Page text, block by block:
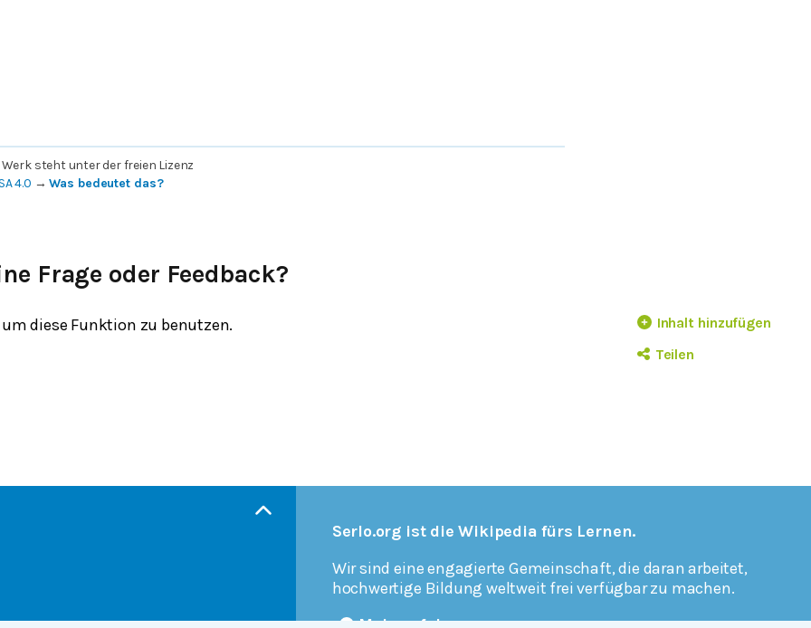
Werk steht unter der freien Lizenz
4.0 →Was bedeutet das?
Inhalt hinzufügen
Teilen
Frage oder Feedback?
um diese Funktion zu benutzen.
Serlo.org ist die Wikipedia fürs Lernen.
Wir sind eine engagierte Gemeinschaft, die daran arbeitet,
hochwertige Bildung weltweit frei verfügbar zu machen.